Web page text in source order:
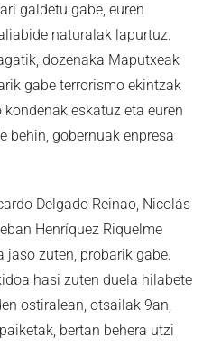
galdetu gabe, euren
naturalak lapurtuz.
dozenaka Maputxeak
gabe terrorismo ekintzak
eskatuz eta euren
behin, gobernuak enpresa
Delgado Reinao, Nicolás
Henríquez Riquelme
jaso zuten, probarik gabe.
hasi zuten duela hilabete
ostiralean, otsailak 9an,
bertan behera utzi